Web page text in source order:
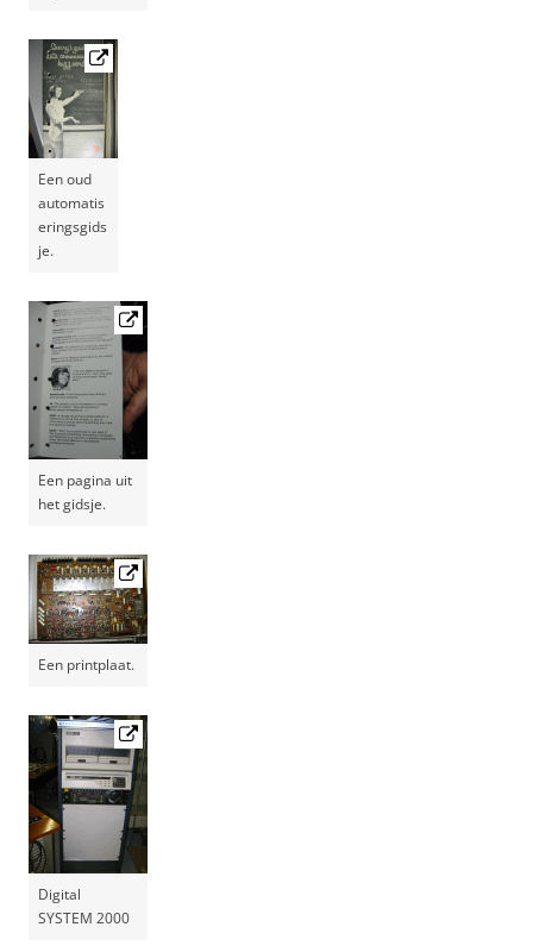
Een oud
automatis
eringsgids
je.
Een pagina uit
het gidsje.
Een printplaat.
Digital
SYSTEM 2000